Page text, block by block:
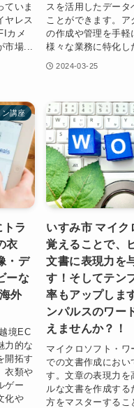
ていま
ヤレス
カメ
市場...
スを活用したデー
ことができます。
の作成や管理を手軽
様々な業務に特化し
2024-03-25
ン講座
ラ
衣
・デ
ーな
外
境EC
力的な
開拓す
衣類や
ゲー
化や
いすみ市 マイク
覚えることで、
文書に表現力を
す！そしてテン
率もアップしま
ンパルスのワー
えませんか？！
マイクロソフト・ワ
での文書作成におい
す。文章の表現力を
ルな文書を作成す
方をマスターするこ